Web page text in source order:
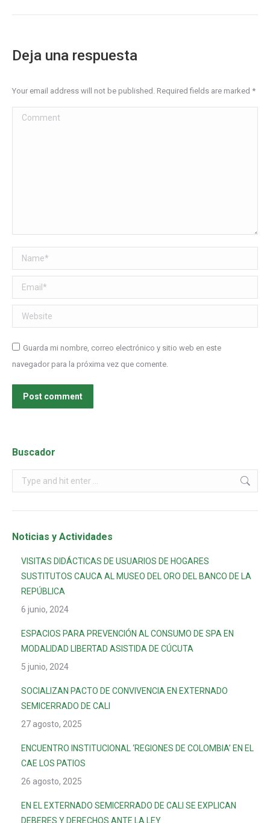
Deja una respuesta
Your email address will not be published. Required fields are marked *
Comment
Name *
Email *
Website
Guarda mi nombre, correo electrónico y sitio web en este
navegador para la próxima vez que comente.
Post comment
Buscador
Noticias y Actividades
VISITAS DIDÁCTICAS DE USUARIOS DE HOGARES
SUSTITUTOS CAUCA AL MUSEO DEL ORO DEL BANCO DE LA
REPÚBLICA
6 junio, 2024
ESPACIOS PARA PREVENCIÓN AL CONSUMO DE SPA EN
MODALIDAD LIBERTAD ASISTIDA DE CÚCUTA
5 junio, 2024
SOCIALIZAN PACTO DE CONVIVENCIA EN EXTERNADO
SEMICERRADO DE CALI
27 agosto, 2025
ENCUENTRO INSTITUCIONAL ‘REGIONES DE COLOMBIA’ EN EL
CAE LOS PATIOS
26 agosto, 2025
EN EL EXTERNADO SEMICERRADO DE CALI SE EXPLICAN
DEBERES Y DERECHOS ANTE LA LEY